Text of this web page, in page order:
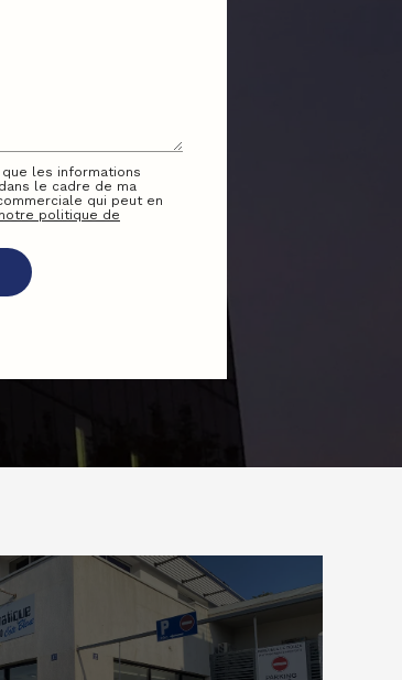
les informations
dans le cadre de ma
qui peut en
politique de